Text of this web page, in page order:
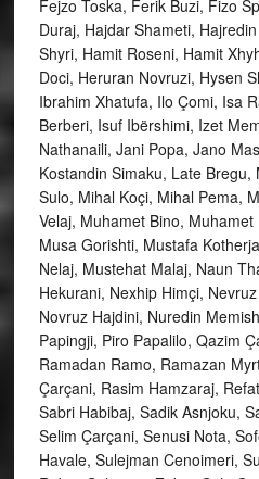
Fejzo Toska, Ferik Buzi, Fizo
Duraj, Hajdar Shameti,
Shyri, Hamit Roseni, Hamit
Doci, Heruran Novruzi, Hysen
Ibrahim Xhatufa, Ilo Çomi, Isa
Berberi, Isuf Ibërshimi, Izet
Nathanaili, Jani Popa, Jano
Kostandin Simaku, Late
Sulo, Mihal Koçi, Mihal Pema,
Velaj, Muhamet Bino,
Musa Gorishti, Mustafa
Nelaj, Mustehat Malaj, Naun
Hekurani, Nexhip Himçi,
Novruz Hajdini, Nuredin
Papingji, Piro Papalilo, Qazim
Ramadan Ramo, Ramazan
Çarçani, Rasim Hamzaraj,
Sabri Habibaj, Sadik Asnjoku,
Selim Çarçani, Senusi Nota,
Havale, Sulejman Cenoimeri,